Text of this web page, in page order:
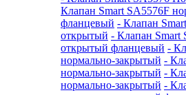
Клапан Smart SA5576F
фланцевый - Клапан
открытый - Клапан Smart
открытый фланцевый -
нормально-закрытый -
нормально-закрытый -
нормально-закрытый -